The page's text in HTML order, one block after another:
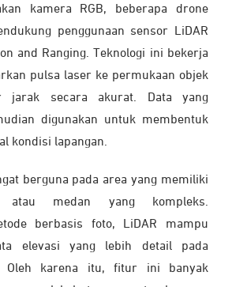
kamera RGB, beberapa drone
penggunaan sensor LiDAR
and Ranging. Teknologi ini bekerja
pulsa laser ke permukaan objek
jarak secara akurat. Data yang
digunakan untuk membentuk
kondisi lapangan.
berguna pada area yang memiliki
atau medan yang kompleks.
berbasis foto, LiDAR mampu
elevasi yang lebih detail pada
Oleh karena itu, fitur ini banyak